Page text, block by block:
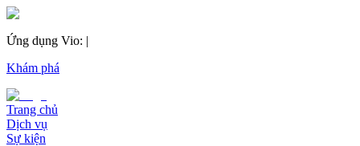
Ứng dụng Vio: |
Khám phá
Trang chủ
Dịch vụ
Sự kiện